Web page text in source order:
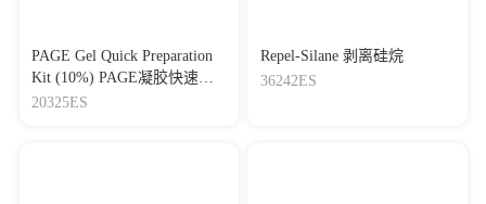
PAGE Gel Quick Preparation
Kit (10%) PAGE凝胶快速制
备试剂盒（10%）
20325ES
Repel-Silane 剥离硅烷
36242ES